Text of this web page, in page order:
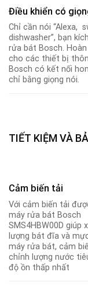
Điều khiển có
Chỉ cần nói “Alexa,
dishwasher”, bạn
rửa bát Bosch.
cho các thiết bị
Bosch có kết nối
chỉ bằng giọng nói.
TIẾT KIỆM VÀ
Cảm biến tải
Với cảm biến tải
máy rửa bát Bosch
SMS4HBW00D giúp
lượng bát đĩa và
máy rửa bát, cảm
chỉnh lượng nước
độ ồn thấp nhất